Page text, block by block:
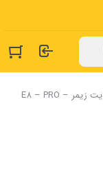
/ هدلایت ‏زیمر E8 – PRO –